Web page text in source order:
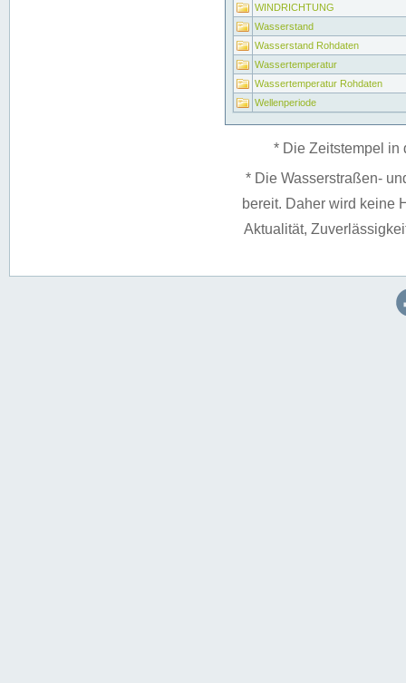
WINDRICHTUNG
Wasserstand
Wasserstand Rohdaten
Wassertemperatur
Wassertemperatur Rohdaten
Wellenperiode
* Die Zeitstempel in
* Die Wasserstraßen-
bereit. Daher wird keine
Aktualität,